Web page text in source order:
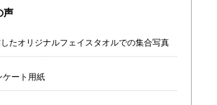
声
たオリジナルフェイスタオルでの集合写真
ケート用紙